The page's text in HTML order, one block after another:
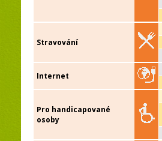
Stravování
Internet
Pro handicapované
osoby